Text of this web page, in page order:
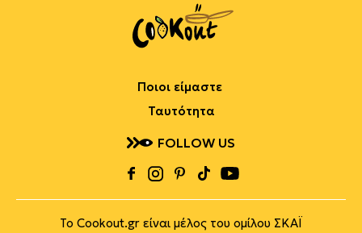
Ποιοι είμαστε
Ταυτότητα
FOLLOW US
Το Cookout.gr είναι μέλος του ομίλου ΣΚΑΪ